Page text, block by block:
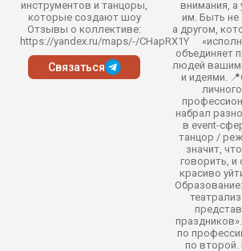
инструментов и танцоры,
которые создают шоу
Отзывы о коллективе:
https://yandex.ru/maps/-/CHapRX1Y
Связаться
внимания, а
им. Быть не
а другом,
объединяет
людей
и идеями.
набрал
в event-
танцор /
значит,
говорить, и
красиво
по
по